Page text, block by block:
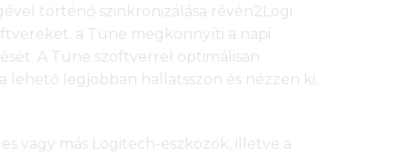
történő szinkronizálása révén2Logi
a Tune megkönnyíti a napi
A Tune szoftverrel optimálisan
legjobban hallatsszon és nézzen ki.
vagy más Logitech-eszközök, illetve a